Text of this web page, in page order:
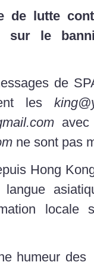
de lutte
le
de
les
ne sont pas
Hong
langue
humeur des